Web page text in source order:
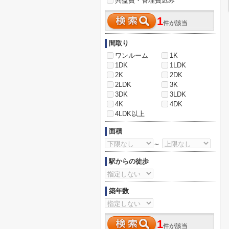
1件が該当
間取り
ワンルーム
1K
1DK
1LDK
2K
2DK
2LDK
3K
3DK
3LDK
4K
4DK
4LDK以上
面積
～
駅からの徒歩
築年数
1件が該当